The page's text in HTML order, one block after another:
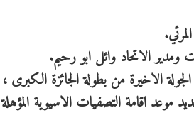
ومدير الاتحاد وائل ابو رحيم.
الاخيرة من بطولة الجائزة
موعد اقامة التصفيات الاسيوية